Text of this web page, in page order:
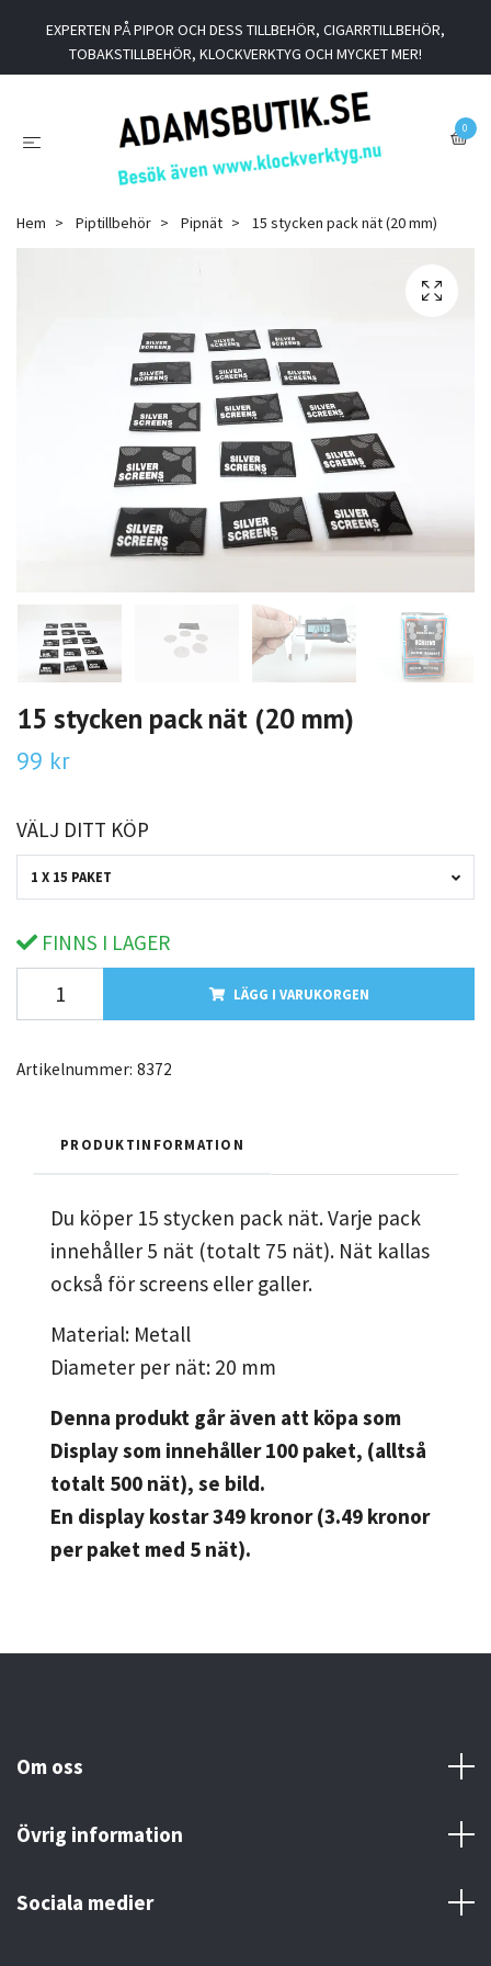
EXPERTEN PÅ PIPOR OCH DESS TILLBEHÖR, CIGARRTILLBEHÖR,
TOBAKSTILLBEHÖR, KLOCKVERKTYG OCH MYCKET MER!
0
Hem Piptillbehör Pipnät 15 stycken pack nät (20 mm)
15 stycken pack nät (20 mm)
99 kr
VÄLJ DITT KÖP
1 X 15 PAKET
FINNS I LAGER
LÄGG I VARUKORGEN
Artikelnummer: 8372
PRODUKTINFORMATION
Du köper 15 stycken pack nät. Varje pack
innehåller 5 nät (totalt 75 nät). Nät kallas
också för screens eller galler.
Material: Metall
Diameter per nät: 20 mm
Denna produkt går även att köpa som
Display som innehåller 100 paket, (alltså
totalt 500 nät), se bild.
En display kostar 349 kronor (3.49 kronor
per paket med 5 nät).
Om oss
Övrig information
Sociala medier